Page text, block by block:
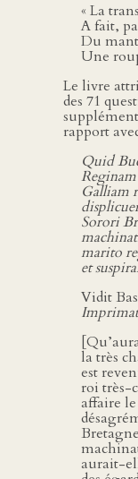
« La
A fait,
Du
Une
Le livre
des 71
rapport
Quid
Galliam
Sorori
marito
et
Vidit
la très
est
roi très-
affaire
aurait-